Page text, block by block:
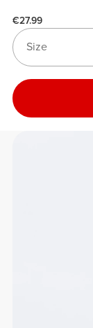
€27.99
Size